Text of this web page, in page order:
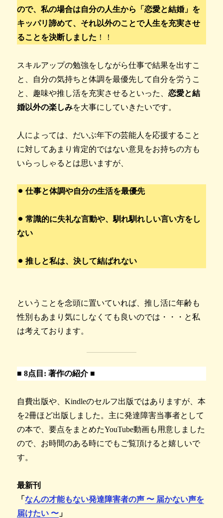
ので、私の場合は自分の人生から「恋愛と結婚」を
キッパリ諦めて、それ以外のことで人生を充実させ
ることを決断しました ！！
スキルアップの勉強をしながら仕事で結果を出すこ
と、自分の気持ちと体調を最優先して自分を労うこ
と、趣味や推し活を充実させるといった、恋愛と結
婚以外の楽しみを大事にしていきたいです。
人によっては、だいぶ年下の芸能人を応援すること
に対してあまり肯定的ではない意見をお持ちの方も
いらっしゃるとは思いますが、
⚫︎ 仕事と体調や自分の生活を最優先
⚫︎ 常識的に失礼な言動や、馴れ馴れしい言い方をし
ない
⚫︎ 推しと私は、決して結ばれない
ということを念頭に置いていれば、推し活に年齢も
性別もあまり気にしなくても良いのでは・・・と私
は考えております。
■8点目: 著作の紹介■
自費出版や、Kindleのセルフ出版ではありますが、本
を2冊ほど出版しました。主に発達障害当事者として
の本で、要点をまとめたYouTube動画も用意しました
ので、お時間のある時にでもご覧頂けると嬉しいで
す。
最新刊
「なんの才能もない発達障害者の声 〜 届かない声を
届けたい 〜 」